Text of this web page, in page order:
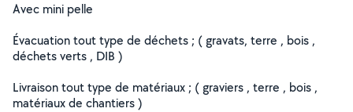
Avec mini pelle
Évacuation tout type de déchets ; ( gravats, terre , bois ,
déchets verts , DIB )
Livraison tout type de matériaux ; ( graviers , terre , bois ,
matériaux de chantiers )